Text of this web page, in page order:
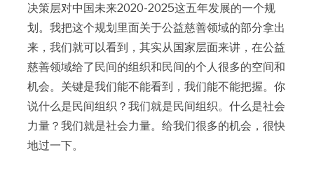
决策层对中国未来2020-2025这五年发展的一个规
划。我把这个规划里面关于公益慈善领域的部分拿出
来，我们就可以看到，其实从国家层面来讲，在公益
慈善领域给了民间的组织和民间的个人很多的空间和
机会。关键是我们能不能看到，我们能不能把握。你
说什么是民间组织？我们就是民间组织。什么是社会
力量？我们就是社会力量。给我们很多的机会，很快
地过一下。